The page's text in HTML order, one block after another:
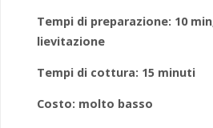
Tempi di preparazione: 10
lievitazione
Tempi di cottura: 15 minuti
Costo: molto basso